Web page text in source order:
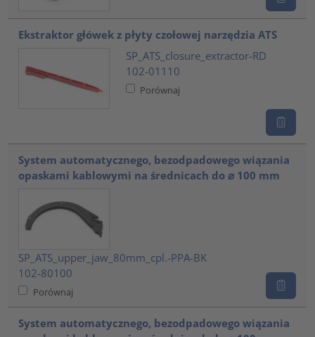
Ekstraktor główek z płyty czołowej narzędzia ATS
SP_ATS_closure_extractor-RD
102-01110
Porównaj
System automatycznego, bezodpadowego wiązania
opaskami kablowymi na średnicach do ⌀ 100 mm
SP_ATS_upper_jaw_80mm_cpl.-PPA-BK
102-80100
Porównaj
System automatycznego, bezodpadowego wiązania